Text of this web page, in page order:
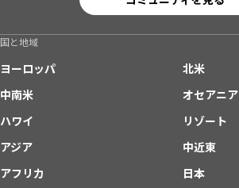
国と地域
ヨーロッパ
北米
中南米
オセアニア
ハワイ
リゾート
アジア
中近東
アフリカ
日本